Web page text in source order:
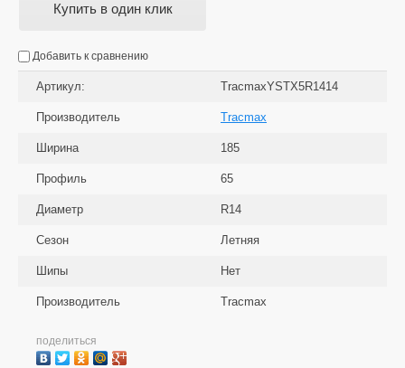
Купить в один клик
Добавить к сравнению
Артикул: TracmaxYSTX5R1414
Производитель Tracmax
Ширина 185
Профиль 65
Диаметр R14
Сезон Летняя
Шипы Нет
Производитель Tracmax
поделиться